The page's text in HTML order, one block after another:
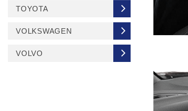
TOYOTA
VOLKSWAGEN
VOLVO